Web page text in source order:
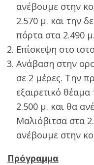
ανέβουμε στην
2.570 μ. και την
πόρτα στα 2.490 μ.
Επίσκεψη στο
Ανάβαση στην
σε 2 μέρες. Την
εξαιρετικό
2.500 μ. και θα
Μαλιόβιτσα στα
ανέβουμε στην
Πρόγραμμα